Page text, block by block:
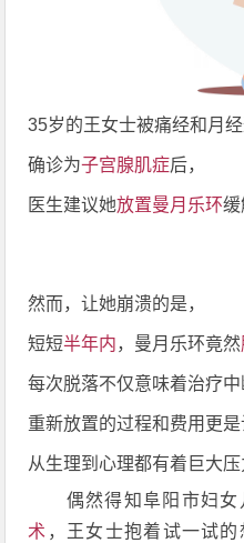
35岁的王女士被痛经和月经
确诊为子宫腺肌症后，
医生建议她放置曼月乐环缓
然而，让她崩溃的是，
短短半年内，曼月乐环竟然
每次脱落不仅意味着治疗中
重新放置的过程和费用更是
从生理到心理都有着巨大压
偶然得知阜阳市妇女
术 ，王女士抱着试一试